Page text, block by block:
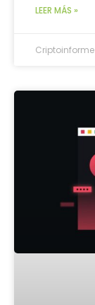
LEER MÁS »
Criptoinforme